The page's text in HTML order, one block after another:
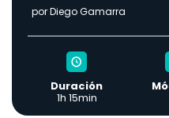
por Diego Gamarra
Duración
1h 15min